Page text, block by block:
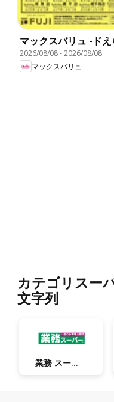
マックスバリュ -ド
2026/08/08-2026/08/08
マックスバリュ
カテゴリスー
文字列
業務 スーパー